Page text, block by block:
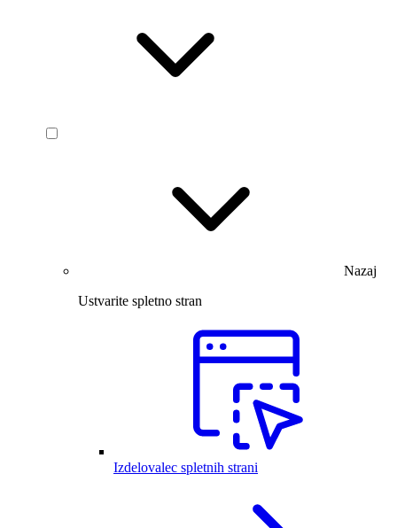
Nazaj
Ustvarite spletno stran
Izdelovalec spletnih strani